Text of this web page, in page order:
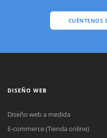
CUÉNTENOS
DISEÑO WEB
Diseño web a medida
E-commerce (Tienda online)